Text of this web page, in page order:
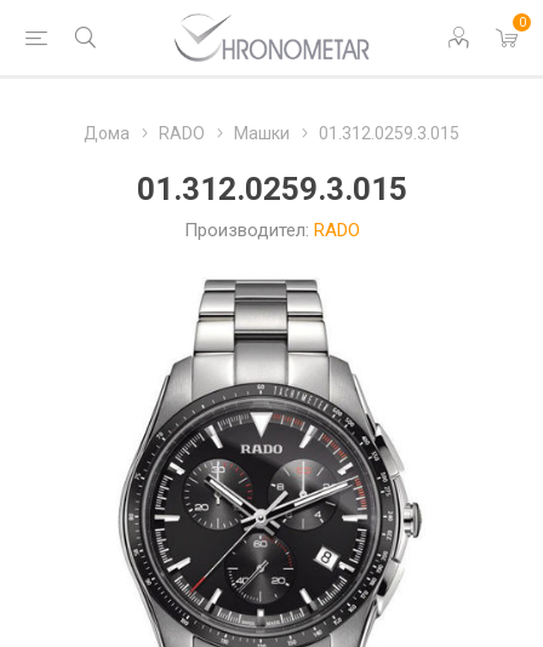
0
Дома RADO Машки 01.312.0259.3.015
01.312.0259.3.015
Производител: RADO